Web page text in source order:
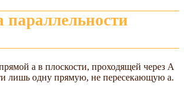
а в плоскости, проходящей через А
лишь одну прямую, не пересекающую а.